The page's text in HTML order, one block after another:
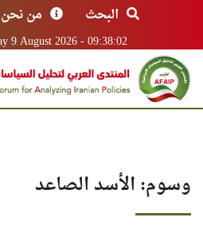
البحث من نحن
9 August 2026 - 09:38:02
وسوم: الأسد الصاعد